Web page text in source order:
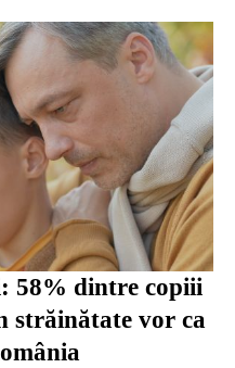
58% dintre copiii
străinătate vor ca